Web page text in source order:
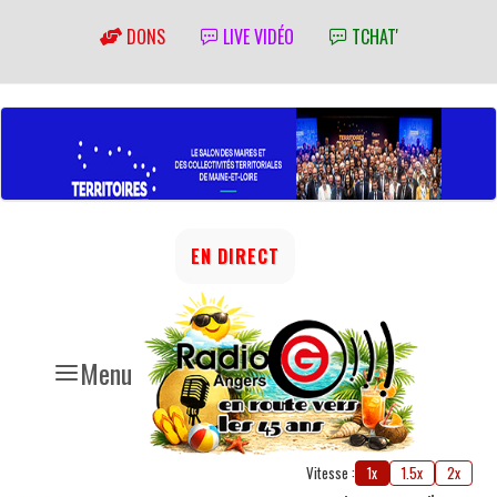
DONS LIVE VIDÉO TCHAT'
Menu
EN DIRECT
Vitesse : 1x 1.5x 2x